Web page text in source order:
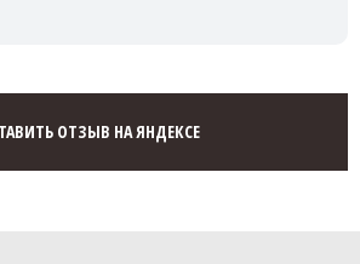
ОТЗЫВ НА ЯНДЕКСЕ